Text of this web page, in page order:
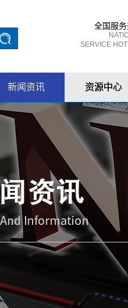
全国服
SERVICE
新闻资讯 资源中心